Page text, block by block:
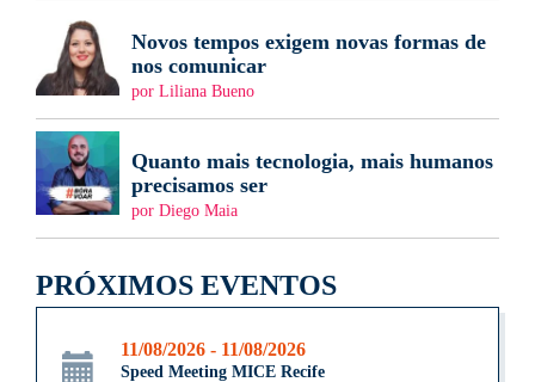
Novos tempos exigem novas formas de
nos comunicar
por Liliana Bueno
Quanto mais tecnologia, mais humanos
precisamos ser
por Diego Maia
PRÓXIMOS EVENTOS
11/08/2026 - 11/08/2026
Speed Meeting MICE Recife